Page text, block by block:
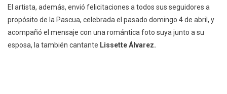
El artista, además, envió felicitaciones a todos sus seguidores a
propósito de la Pascua, celebrada el pasado domingo 4 de abril, y
acompañó el mensaje con una romántica foto suya junto a su
esposa, la también cantante Lissette Álvarez.